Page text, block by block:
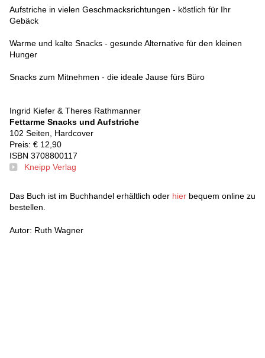
Aufstriche in vielen Geschmacksrichtungen - köstlich für Ihr
Gebäck
Warme und kalte Snacks - gesunde Alternative für den kleinen
Hunger
Snacks zum Mitnehmen - die ideale Jause fürs Büro
Ingrid Kiefer & Theres Rathmanner
Fettarme Snacks und Aufstriche
102 Seiten, Hardcover
Preis: € 12,90
ISBN 3708800117
Kneipp Verlag
Das Buch ist im Buchhandel erhältlich oder hier bequem online zu
bestellen.
Autor: Ruth Wagner